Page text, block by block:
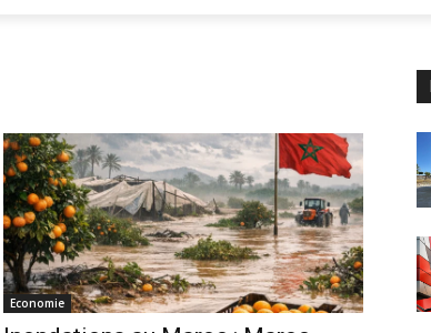
Economie